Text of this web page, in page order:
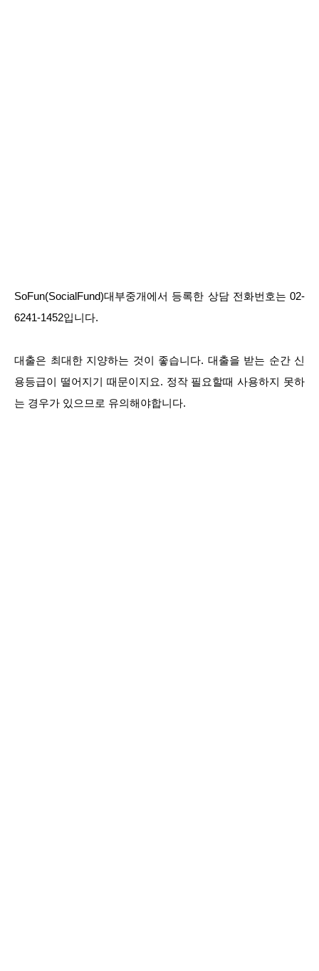
SoFun(SocialFund)대부중개에서 등록한 상담 전화번호는 02-
6241-1452입니다.
대출은 최대한 지양하는 것이 좋습니다. 대출을 받는 순간 신
용등급이 떨어지기 때문이지요. 정작 필요할때 사용하지 못하
는 경우가 있으므로 유의해야합니다.